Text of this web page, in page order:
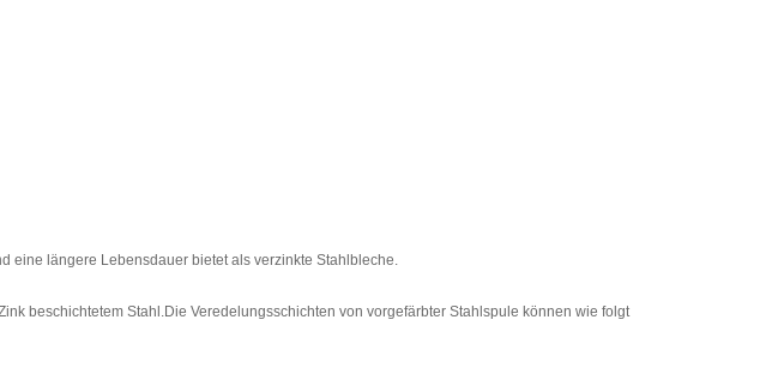
eine längere Lebensdauer bietet als verzinkte Stahlbleche.
beschichtetem Stahl.Die Veredelungsschichten von vorgefärbter Stahlspule können wie folgt